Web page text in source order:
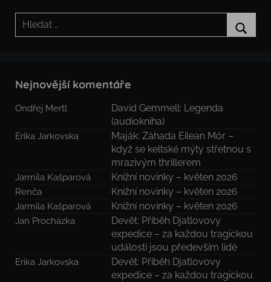
Hledat:
Nejnovější komentáře
Ondřej Mertl
David Gemmell: Legenda
(audiokniha)
Erika Jarkovska
Maják: Záhada Eilean Mór –
když se keltské mýty střetnou s
mrazivým thrillerem
Jarmila Kašparová Knižní novinky – květen 2026
Renča Knižní novinky – květen 2026
Jarmila Kašparová Knižní novinky – květen 2026
Jan Procházka
Devět: Příběh Djatlovovy
expedice – za každou tragickou
událostí jsou především lidé
Erika Jarkovska
Devět: Příběh Djatlovovy
expedice – za každou tragickou